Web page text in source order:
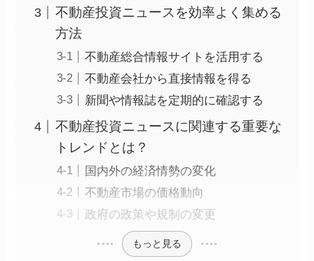
不動産投資ニュースを効率よく集める
方法
不動産総合情報サイトを活用する
不動産会社から直接情報を得る
新聞や情報誌を定期的に確認する
不動産投資ニュースに関連する重要な
トレンドとは？
国内外の経済情勢の変化
不動産市場の価格動向
政府の政策や規制の変更
もっと見る